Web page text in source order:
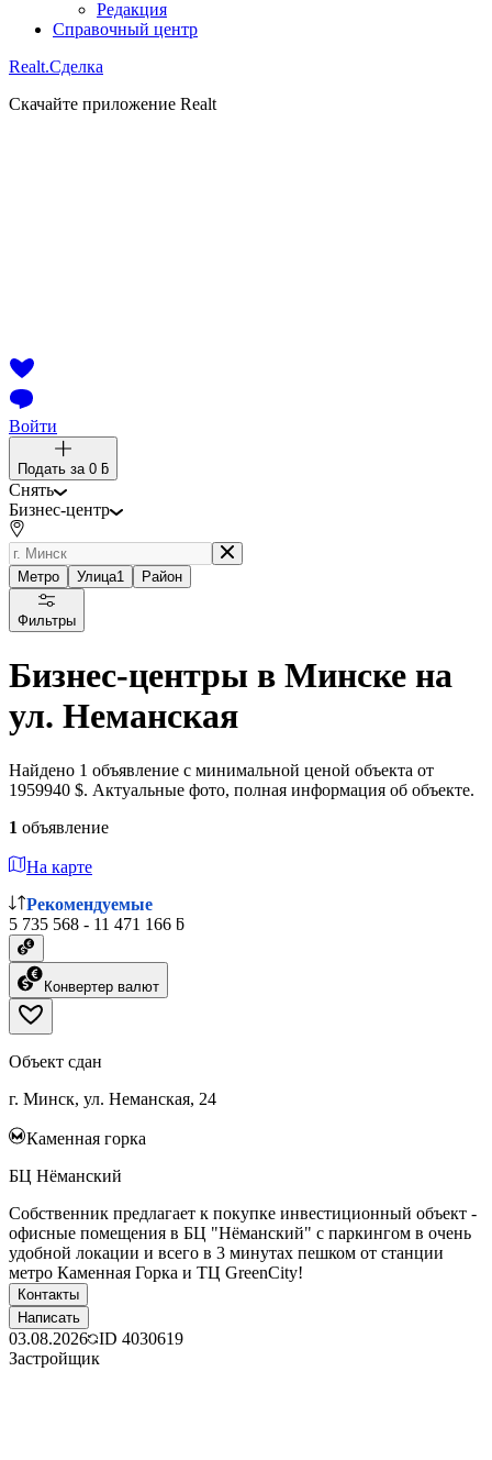
Редакция
Справочный центр
Realt.Сделка
Скачайте приложение Realt
Войти
Подать за 0 ƃ
Снять
Бизнес-центр
Метро Улица1 Район
Фильтры
Бизнес-центры в Минске на
ул. Неманская
Найдено 1 объявление с минимальной ценой объекта от
1959940 $. Актуальные фото, полная информация об объекте.
1 объявление
На карте
Рекомендуемые
5 735 568 - 11 471 166 ƃ
Конвертер валют
Объект сдан
г. Минск, ул. Неманская, 24
Каменная горка
БЦ Нёманский
Собственник предлагает к покупке инвестиционный объект -
офисные помещения в БЦ "Нёманский" с паркингом в очень
удобной локации и всего в 3 минутах пешком от станции
метро Каменная Горка и ТЦ GreenCity!
Контакты
Написать
03.08.2026 ID 4030619
Застройщик